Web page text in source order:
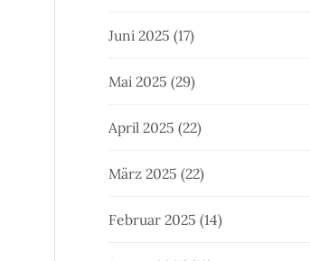
Juni 2025 (17)
Mai 2025 (29)
April 2025 (22)
März 2025 (22)
Februar 2025 (14)